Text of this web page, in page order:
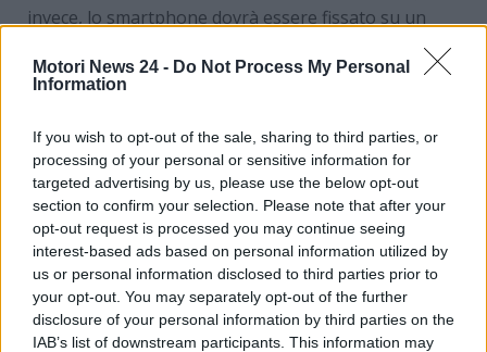
Motori News 24 - Do Not Process My Personal
Information
If you wish to opt-out of the sale, sharing to third parties, or
processing of your personal or sensitive information for
targeted advertising by us, please use the below opt-out
section to confirm your selection. Please note that after your
opt-out request is processed you may continue seeing
interest-based ads based on personal information utilized by
us or personal information disclosed to third parties prior to
your opt-out. You may separately opt-out of the further
disclosure of your personal information by third parties on the
IAB’s list of downstream participants. This information may
invece, lo smartphone dovrà essere fissato su un
C’è, però, una
quanto concerne la ricezione delle indicazioni
stradali. Che cosa sta per cambiare? Ecco tutti i
dettagli in merito.
Lo smartphone non potrà
essere usato nemmeno per
leggere le indicazioni